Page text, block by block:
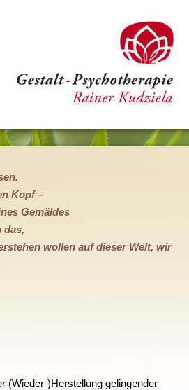
Kopf –
Gemäldes
das,
wollen auf dieser Welt, wir
(Wieder-)Herstellung gelingender